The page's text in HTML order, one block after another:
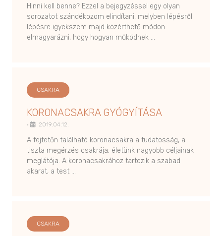
Hinni kell benne? Ezzel a bejegyzéssel egy olyan
sorozatot szándékozom elindítani, melyben lépésről
lépésre igyekszem majd közérthető módon
elmagyarázni, hogy hogyan működnek …
CSAKRA
KORONACSAKRA GYÓGYÍTÁSA
• 2019.04.12.
A fejtetőn található koronacsakra a tudatosság, a
tiszta megérzés csakrája, életünk nagyobb céljainak
meglátója. A koronacsakrához tartozik a szabad
akarat, a test …
CSAKRA